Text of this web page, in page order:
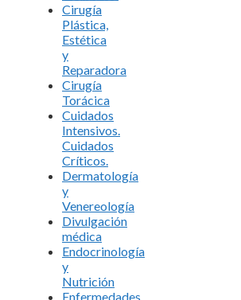
Cirugía
Plástica,
Estética
y
Reparadora
Cirugía
Torácica
Cuidados
Intensivos.
Cuidados
Críticos.
Dermatología
y
Venereología
Divulgación
médica
Endocrinología
y
Nutrición
Enfermedades